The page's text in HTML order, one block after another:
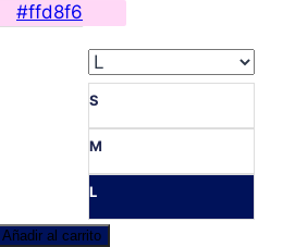
#ffd8f6
S
M
L
Camiseta
Añadir al carrito